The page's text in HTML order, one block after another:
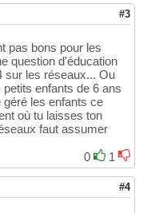
#3
pas bons pour les
question d'éducation
sur les réseaux... Ou
enfants de 6 ans
les enfants ce
où tu laisses ton
faut assumer
0
1
#4